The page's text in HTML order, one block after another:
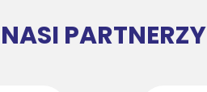
NASI PARTNERZY